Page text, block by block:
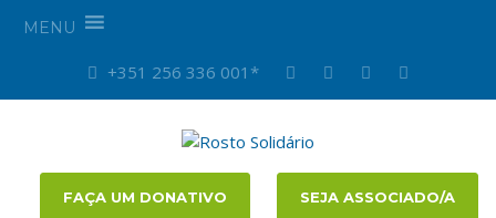
MENU
+351 256 336 001*
FAÇA UM DONATIVO SEJA ASSOCIADO/A